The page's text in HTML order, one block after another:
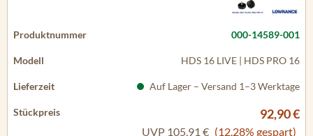
000-14589-001
HDS 16 LIVE | HDS PRO 16
Auf Lager – Versand 1–3 Werktage
92,90 €
UVP 105,91 € (12.28% gespart)